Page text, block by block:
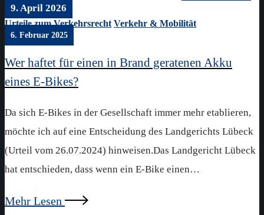
9. April 2026
Urteile zum Verkehrsrecht Verkehr & Mobilität
6. Februar 2025
Wer haftet für einen in Brand geratenen Akku
eines E-Bikes?
Da sich E-Bikes in der Gesellschaft immer mehr etablieren,
möchte ich auf eine Entscheidung des Landgerichts Lübeck
(Urteil vom 26.07.2024) hinweisen.Das Landgericht Lübeck
hat entschieden, dass wenn ein E-Bike einen…
Mehr Lesen